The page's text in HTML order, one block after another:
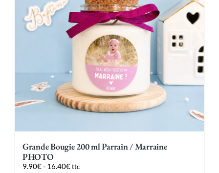
sur
la
page
du
produit
Grande Bougie 200 ml Parrain / Marraine
PHOTO
9.90€- 16.40€ ttc